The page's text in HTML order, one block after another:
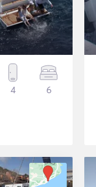
4 6